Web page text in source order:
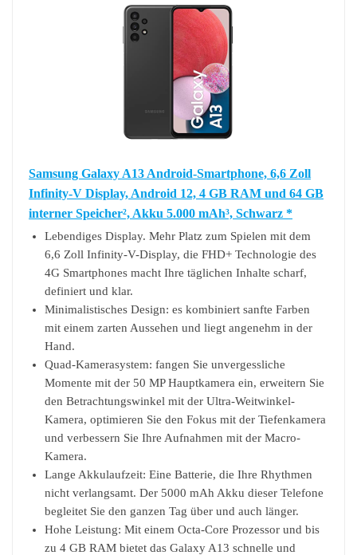
Samsung Galaxy A13 Android-Smartphone, 6,6 Zoll
Infinity-V Display, Android 12, 4 GB RAM und 64 GB
interner Speicher², Akku 5.000 mAh³, Schwarz *
Lebendiges Display. Mehr Platz zum Spielen mit dem
6,6 Zoll Infinity-V-Display, die FHD+ Technologie des
4G Smartphones macht Ihre täglichen Inhalte scharf,
definiert und klar.
Minimalistisches Design: es kombiniert sanfte Farben
mit einem zarten Aussehen und liegt angenehm in der
Hand.
Quad-Kamerasystem: fangen Sie unvergessliche
Momente mit der 50 MP Hauptkamera ein, erweitern Sie
den Betrachtungswinkel mit der Ultra-Weitwinkel-
Kamera, optimieren Sie den Fokus mit der Tiefenkamera
und verbessern Sie Ihre Aufnahmen mit der Macro-
Kamera.
Lange Akkulaufzeit: Eine Batterie, die Ihre Rhythmen
nicht verlangsamt. Der 5000 mAh Akku dieser Telefone
begleitet Sie den ganzen Tag über und auch länger.
Hohe Leistung: Mit einem Octa-Core Prozessor und bis
zu 4 GB RAM bietet das Galaxy A13 schnelle und